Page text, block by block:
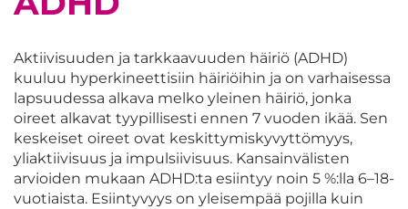
Aktiivisuuden ja tarkkaavuuden häiriö (ADHD)
kuuluu hyperkineettisiin häiriöihin ja on varhaisessa
lapsuudessa alkava melko yleinen häiriö, jonka
oireet alkavat tyypillisesti ennen 7 vuoden ikää. Sen
keskeiset oireet ovat keskittymiskyvyttömyys,
yliaktiivisuus ja impulsiivisuus. Kansainvälisten
arvioiden mukaan ADHD:ta esiintyy noin 5 %:lla 6–18-
vuotiaista. Esiintyvyys on yleisempää pojilla kuin